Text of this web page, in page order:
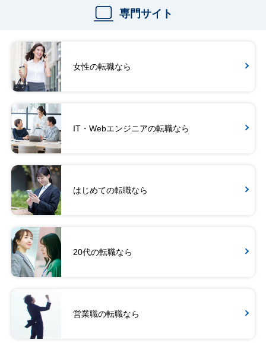
専門サイト
女性の転職なら
IT・Webエンジニアの転職なら
はじめての転職なら
20代の転職なら
営業職の転職なら